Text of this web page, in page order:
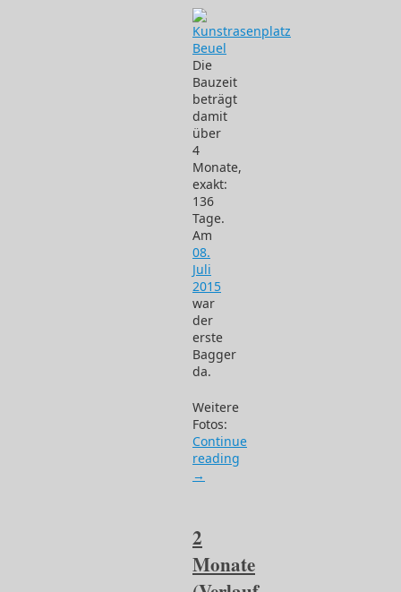
Die
Bauzeit
beträgt
damit
über
4
Monate,
exakt:
136
Tage.
Am
08.
Juli
2015
war
der
erste
Bagger
da.
Weitere
Fotos:
Continue
reading
→
2
Monate